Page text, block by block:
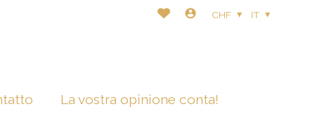
La vostra opinione conta!
CHF IT